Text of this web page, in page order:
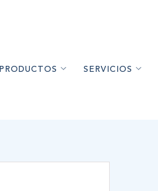
PRODUCTOS SERVICIOS